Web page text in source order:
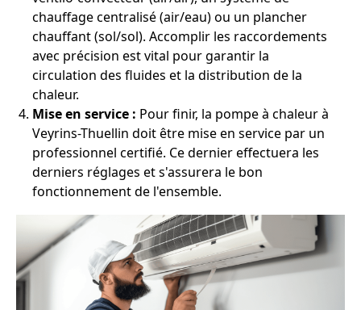
chauffage centralisé (air/eau) ou un plancher
chauffant (sol/sol). Accomplir les raccordements
avec précision est vital pour garantir la
circulation des fluides et la distribution de la
chaleur.
Mise en service : Pour finir, la pompe à chaleur à
Veyrins-Thuellin doit être mise en service par un
professionnel certifié. Ce dernier effectuera les
derniers réglages et s'assurera le bon
fonctionnement de l'ensemble.